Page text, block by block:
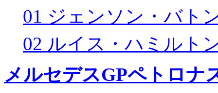
01 ジェンソン・バト
02 ルイス・ハミルト
メルセデスGPペトロナ